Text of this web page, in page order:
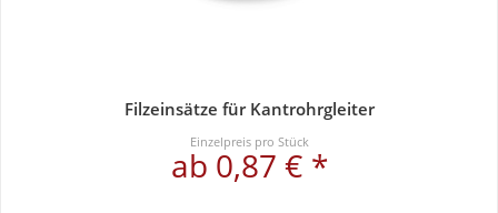
Filzeinsätze für Kantrohrgleiter
Einzelpreis pro Stück
ab 0,87 € *